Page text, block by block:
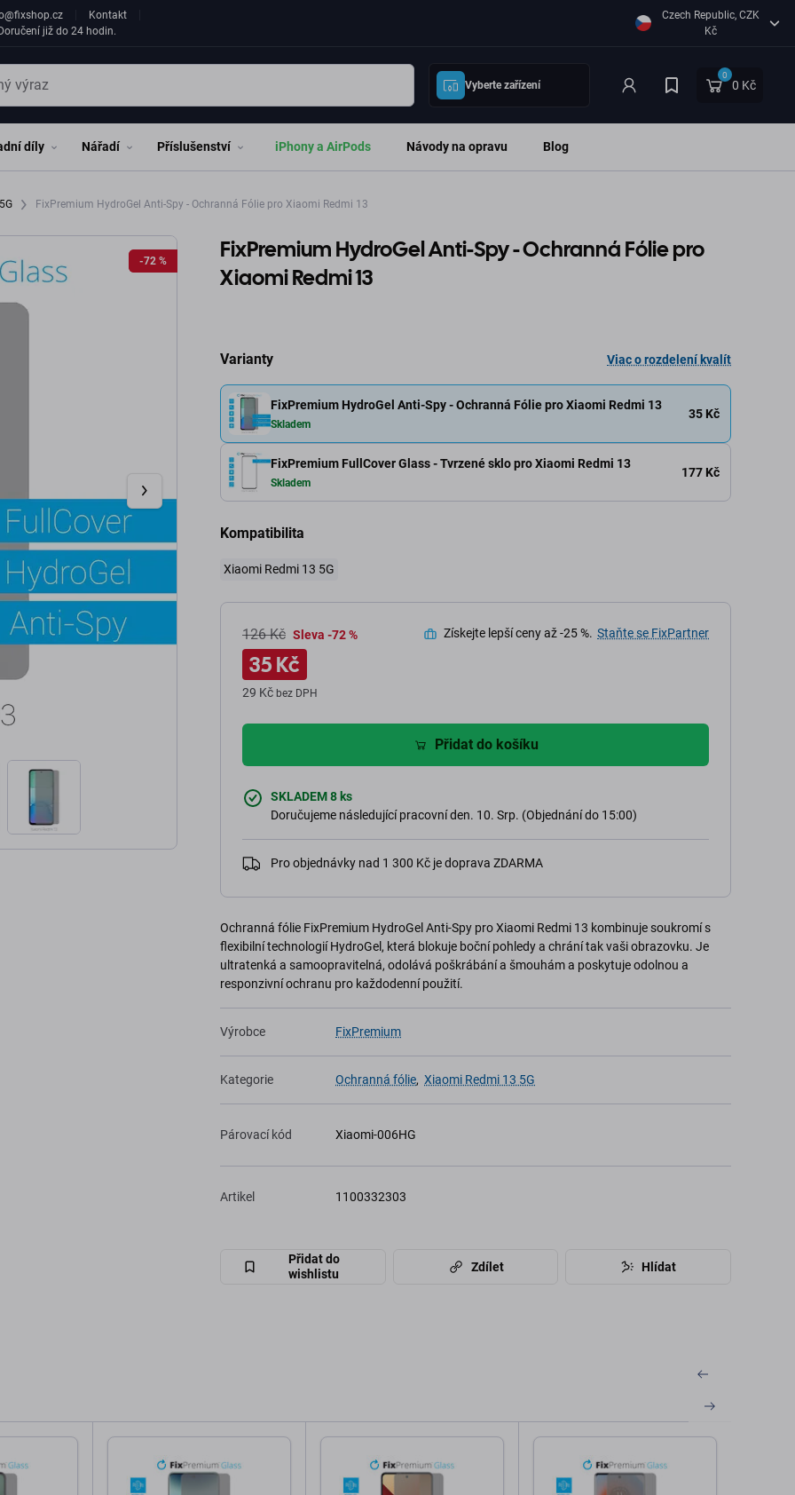
Kontakt
již do 24 hodin.
Czech Republic, CZK
Kč
Vyberte zařízení
0
0 Kč
díly Nářadí Příslušenství iPhony a AirPods Návody na opravu Blog
FixPremium HydroGel Anti-Spy - Ochranná Fólie pro Xiaomi Redmi 13
-72 %
-72 %
FixPremium HydroGel Anti-Spy - Ochranná Fólie pro
Xiaomi Redmi 13
Varianty Viac o rozdelení kvalít
FixPremium HydroGel Anti-Spy - Ochranná Fólie pro Xiaomi Redmi 13
Skladem
35 Kč
FixPremium FullCover Glass - Tvrzené sklo pro Xiaomi Redmi 13
Skladem
177 Kč
Kompatibilita
Xiaomi Redmi 13 5G
126 Kč Sleva -72 %
35 Kč
29 Kč bez DPH
Získejte lepší ceny až -25 %. Staňte se FixPartner
Přidat do košíku
SKLADEM 8 ks
Doručujeme následující pracovní den. 10. Srp. (Objednání do 15:00)
Pro objednávky nad 1 300 Kč je doprava ZDARMA
Ochranná fólie FixPremium HydroGel Anti-Spy pro Xiaomi Redmi 13 kombinuje soukromí s
flexibilní technologií HydroGel, která blokuje boční pohledy a chrání tak vaši obrazovku. Je
ultratenká a samoopravitelná, odolává poškrábání a šmouhám a poskytuje odolnou a
responzivní ochranu pro každodenní použití.
Výrobce FixPremium
Kategorie Ochranná fólie, Xiaomi Redmi 13 5G
Párovací kód Xiaomi-006HG
Artikel 1100332303
Přidat do
wishlistu
Zdílet Hlídat